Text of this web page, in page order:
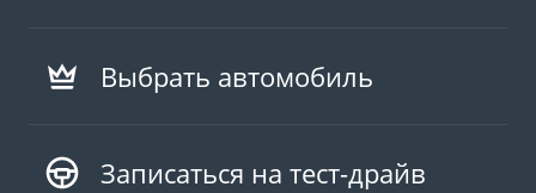
Выбрать автомобиль
Записаться на тест-драйв